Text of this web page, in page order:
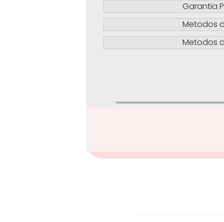
Garantia
Metodos
Metodos